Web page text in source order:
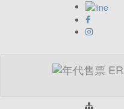
首頁 > 類